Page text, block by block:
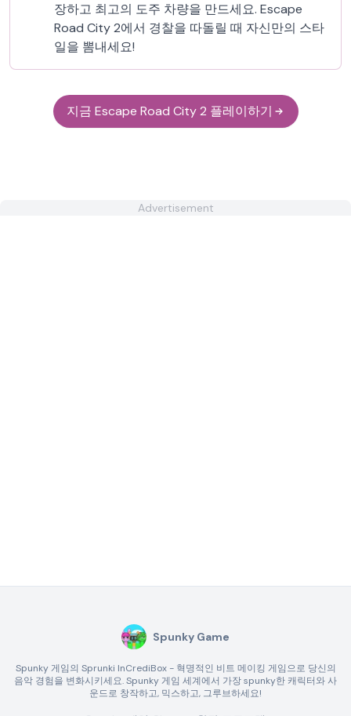
장하고 최고의 도주 차량을 만드세요. Escape
Road City 2에서 경찰을 따돌릴 때 자신만의 스타
일을 뽐내세요!
지금 Escape Road City 2 플레이하기
Advertisement
Spunky Game
Spunky 게임의 Sprunki InCrediBox - 혁명적인 비트 메이킹 게임으로 당신의
음악 경험을 변화시키세요. Spunky 게임 세계에서 가장 spunky한 캐릭터와 사
운드로 창작하고, 믹스하고, 그루브하세요!